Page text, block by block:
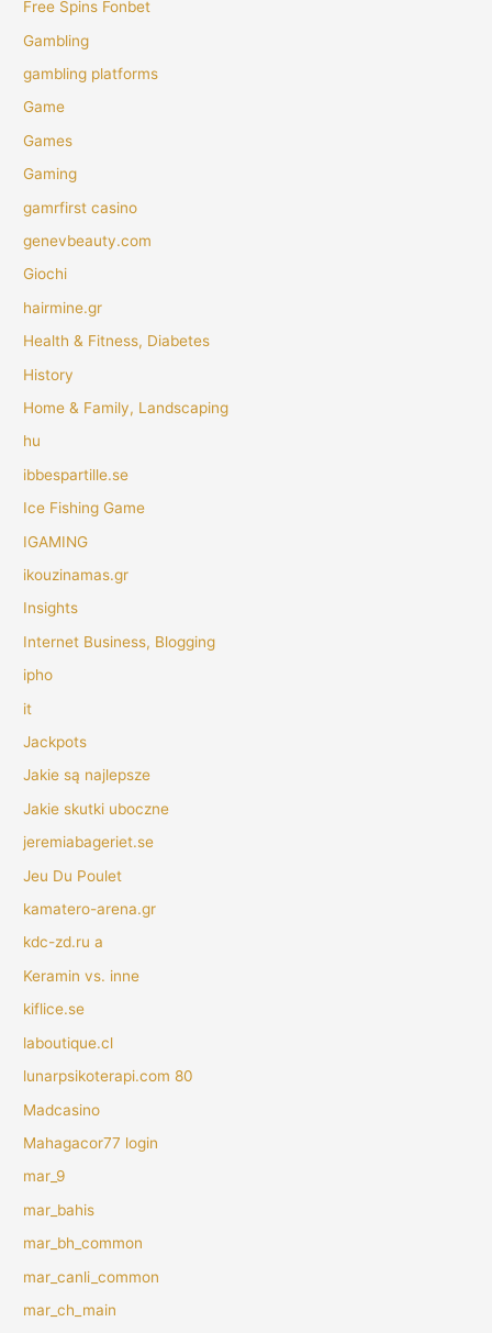
Free Spins Fonbet
Gambling
gambling platforms
Game
Games
Gaming
gamrfirst casino
genevbeauty.com
Giochi
hairmine.gr
Health & Fitness, Diabetes
History
Home & Family, Landscaping
hu
ibbespartille.se
Ice Fishing Game
IGAMING
ikouzinamas.gr
Insights
Internet Business, Blogging
ipho
it
Jackpots
Jakie są najlepsze
Jakie skutki uboczne
jeremiabageriet.se
Jeu Du Poulet
kamatero-arena.gr
kdc-zd.ru a
Keramin vs. inne
kiflice.se
laboutique.cl
lunarpsikoterapi.com 80
Madcasino
Mahagacor77 login
mar_9
mar_bahis
mar_bh_common
mar_canli_common
mar_ch_main